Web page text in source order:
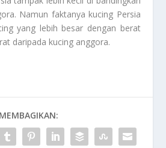
Namun faktanya kucing Persia
yang lebih besar dengan berat
daripada kucing anggora.
MEMBAGIKAN: